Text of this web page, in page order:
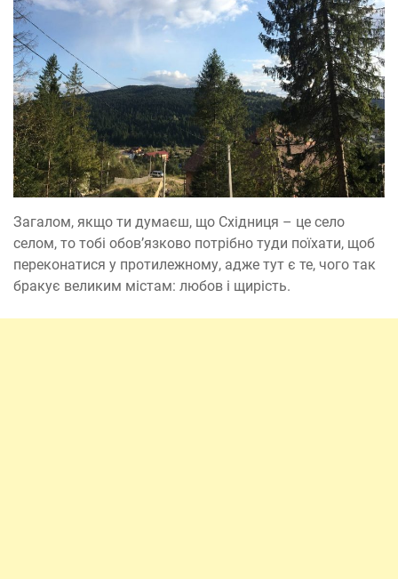
Загалом, якщо ти думаєш, що Східниця – це село
селом, то тобі обов’язково потрібно туди поїхати, щоб
переконатися у протилежному, адже тут є те, чого так
бракує великим містам: любов і щирість.